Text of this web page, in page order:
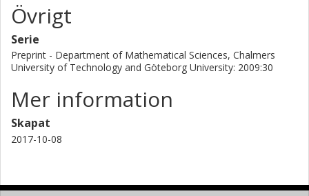
Övrigt
Serie
Preprint - Department of Mathematical Sciences, Chalmers
University of Technology and Göteborg University: 2009:30
Mer information
Skapat
2017-10-08